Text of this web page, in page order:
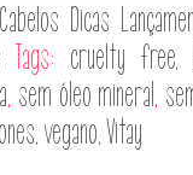
Cabelos Dicas
Tags: cruelty free,
, sem óleo mineral,
,vegano,Vitay